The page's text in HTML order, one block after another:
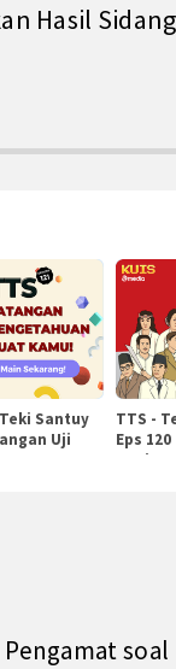
Hasil
Santuy
Uji
TTS -
Eps
Pengamat